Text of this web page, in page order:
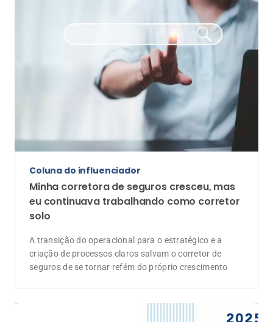
Coluna do influenciador
Minha corretora de seguros cresceu, mas
eu continuava trabalhando como corretor
solo
A transição do operacional para o estratégico e a
criação de processos claros salvam o corretor de
seguros de se tornar refém do próprio crescimento